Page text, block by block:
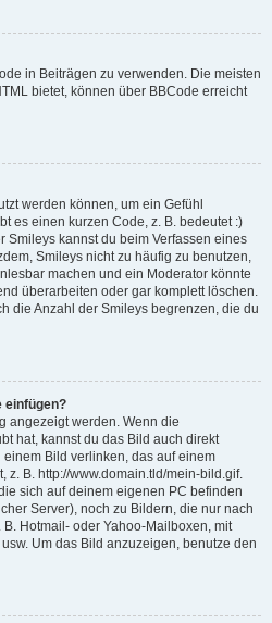
in Beiträgen zu verwenden. Die meisten
bietet, können über BBCode erreicht
werden können, um ein Gefühl
es einen kurzen Code, z. B. bedeutet :)
Smileys kannst du beim Verfassen eines
Smileys nicht zu häufig zu benutzen,
machen und ein Moderator könnte
überarbeiten oder gar komplett löschen.
die Anzahl der Smileys begrenzen, die du
einfügen?
angezeigt werden. Wenn die
hat, kannst du das Bild auch direkt
Bild verlinken, das auf einem
z. B. http://www.domain.tld/mein-bild.gif.
sich auf deinem eigenen PC befinden
Server), noch zu Bildern, die nur nach
Hotmail- oder Yahoo-Mailboxen, mit
Um das Bild anzuzeigen, benutze den